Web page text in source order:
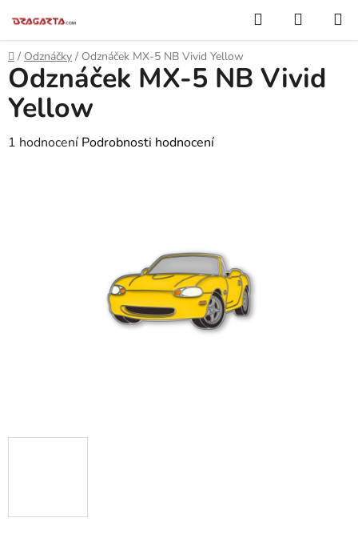
na
obsah
Hledat
KOŠÍK
Domů
/ Odznáčky / Odznáček MX-5 NB Vivid Yellow
Odznáček MX-5 NB Vivid
Yellow
Průměrné
1 hodnocení Podrobnosti hodnocení